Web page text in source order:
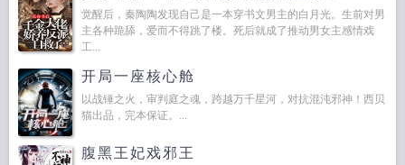
觉醒后，秦陶陶发现自己是一本穿书文男主的白月光。生前对男
主各种跪舔，爱而不得跳了楼。死后就成了推动男女主感情戏
工...
开局一座核心舱
以战锤之火，审判庭之魂，跨越万千星河，对抗混沌邪神！西贝
猫出品，完本保证。...
腹黑王妃戏邪王